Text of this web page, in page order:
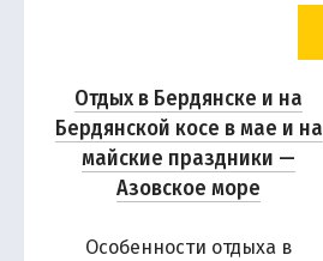
Отдых в Бердянске и на
Бердянской косе в мае и на
майские праздники —
Азовское море
Особенности отдыха в